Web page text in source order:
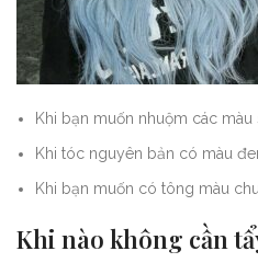
Khi bạn muốn nhuộm các màu
Khi tóc nguyên bản có màu
Khi bạn muốn có tông màu
Khi nào không cần